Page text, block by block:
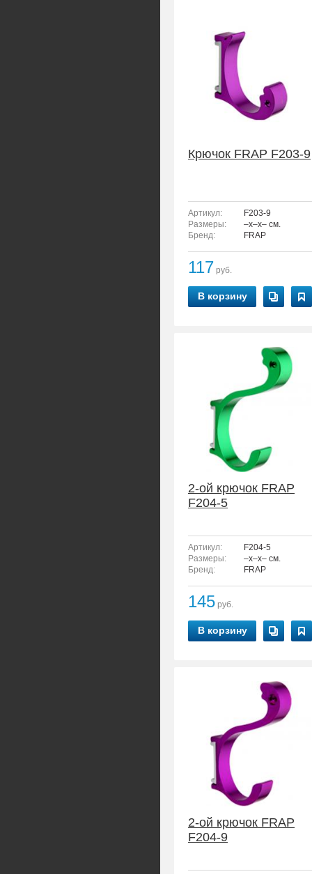
Крючок FRAP F203-9
Артикул:
F203-9
Размеры:
–x–x– см.
Бренд:
FRAP
117 руб.
В корзину
2-ой крючок FRAP
F204-5
Артикул:
F204-5
Размеры:
–x–x– см.
Бренд:
FRAP
145 руб.
В корзину
2-ой крючок FRAP
F204-9